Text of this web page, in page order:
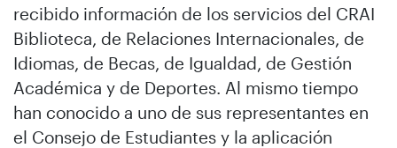
recibido información de los servicios del CRAI
Biblioteca, de Relaciones Internacionales, de
Idiomas, de Becas, de Igualdad, de Gestión
Académica y de Deportes. Al mismo tiempo
han conocido a uno de sus representantes en
el Consejo de Estudiantes y la aplicación